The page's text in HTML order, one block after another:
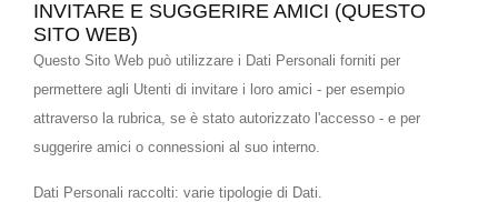
INVITARE E SUGGERIRE AMICI (QUESTO
SITO WEB)
Questo Sito Web può utilizzare i Dati Personali forniti per
permettere agli Utenti di invitare i loro amici - per esempio
attraverso la rubrica, se è stato autorizzato l'accesso - e per
suggerire amici o connessioni al suo interno.
Dati Personali raccolti: varie tipologie di Dati.